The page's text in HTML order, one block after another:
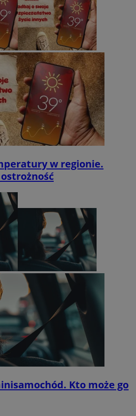
w regionie.
Kto może go